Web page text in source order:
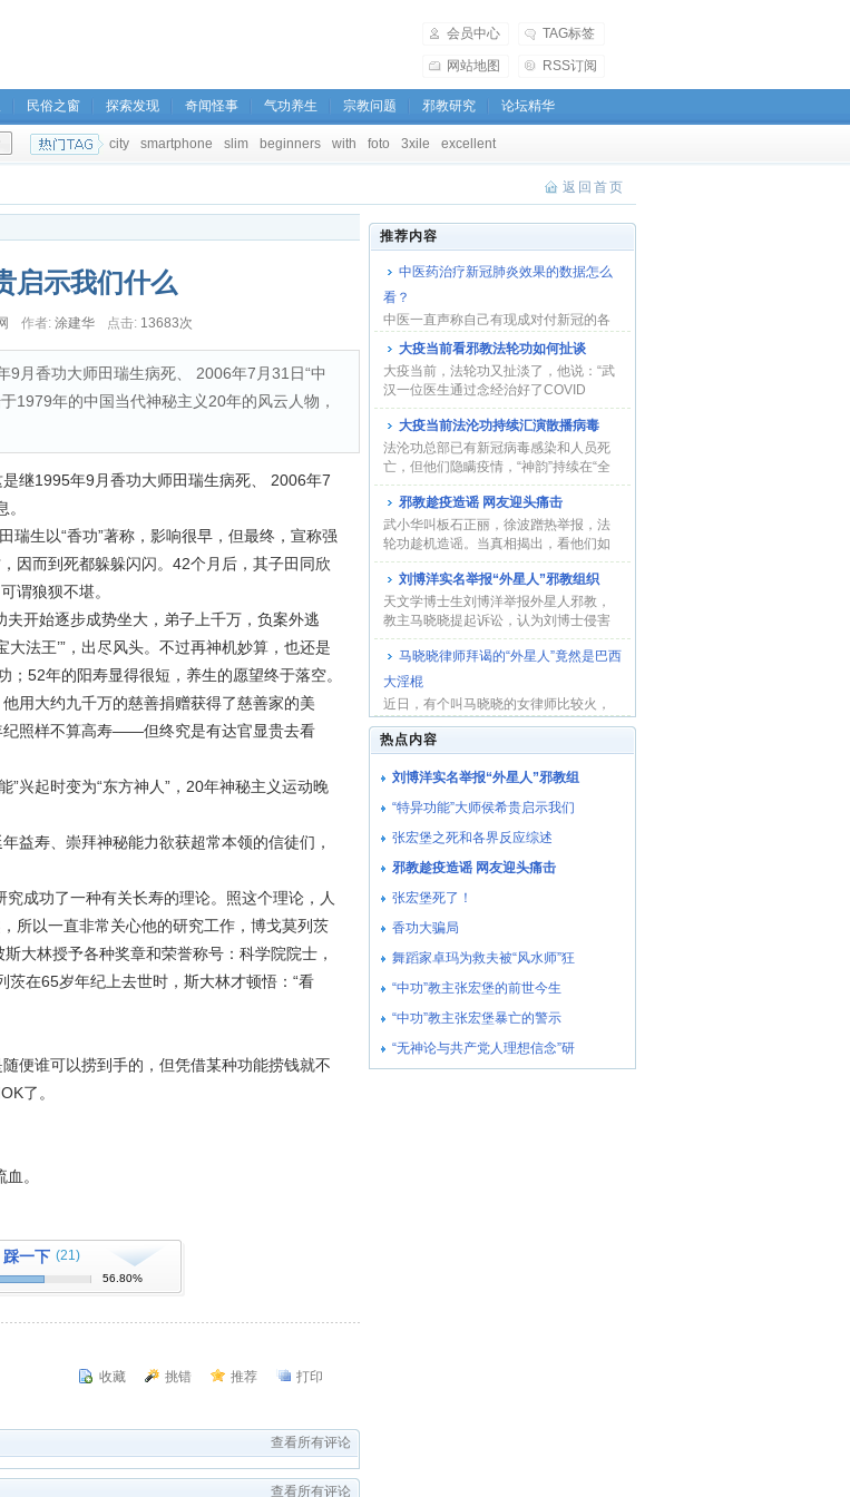
会员中心 TAG标签
网站地图 RSS订阅
民俗之窗 探索发现 奇闻怪事 气功养生 宗教问题 邪教研究 论坛精华
city smartphone slim beginners with foto 3xile excellent
返回首页
启示我们什么
作者: 涂建华 点击: 13683次
月香功大师田瑞生病死、 2006年7月31日“中
1979年的中国当代神秘主义20年的风云人物，
继1995年9月香功大师田瑞生病死、 2006年7
生以“香功”著称，影响很早，但最终，宣称强
因而到死都躲躲闪闪。42个月后，其子田同欣
谓狼狈不堪。
开始逐步成势坐大，弟子上千万，负案外逃
大法王’”，出尽风头。不过再神机妙算，也还是
；52年的阳寿显得很短，养生的愿望终于落空。
用大约九千万的慈善捐赠获得了慈善家的美
照样不算高寿――但终究是有达官显贵去看
兴起时变为“东方神人”，20年神秘主义运动晚
益寿、崇拜神秘能力欲获超常本领的信徒们，
成功了一种有关长寿的理论。照这个理论，人
所以一直非常关心他的研究工作，博戈莫列茨
大林授予各种奖章和荣誉称号：科学院院士，
在65岁年纪上去世时，斯大林才顿悟：“看
便谁可以捞到手的，但凭借某种功能捞钱就不
了。
。
踩一下 (21)
56.80%
收藏 挑错 推荐 打印
查看所有评论
查看所有评论
推荐内容
中医药治疗新冠肺炎效果的数据怎么
看？
中医一直声称自己有现成对付新冠的各
种办法。即使承认西医的作用，也只讲
仅用西医时...
大疫当前看邪教法轮功如何扯谈
大疫当前，法轮功又扯淡了，他说：“武
汉一位医生通过念经治好了COVID
-19”。这家伙...
大疫当前法沦功持续汇演散播病毒
法沦功总部已有新冠病毒感染和人员死
亡，但他们隐瞒疫情，“神韵”持续在“全
球巡演”...
邪教趁疫造谣 网友迎头痛击
武小华叫板石正丽，徐波蹭热举报，法
轮功趁机造谣。当真相揭出，看他们如
何收场！...
刘博洋实名举报“外星人”邪教组织
天文学博士生刘博洋举报外星人邪教，
教主马晓晓提起诉讼，认为刘博士侵害
了她的名誉权...
马晓晓律师拜谒的“外星人”竟然是巴西
大淫棍
近日，有个叫马晓晓的女律师比较火，
因为她自称与不同种族的外星人都有过
接触，并通过...
热点内容
刘博洋实名举报“外星人”邪教组
“特异功能”大师侯希贵启示我们
张宏堡之死和各界反应综述
邪教趁疫造谣 网友迎头痛击
张宏堡死了！
香功大骗局
舞蹈家卓玛为救夫被“风水师”狂
“中功”教主张宏堡的前世今生
“中功”教主张宏堡暴亡的警示
“无神论与共产党人理想信念”研